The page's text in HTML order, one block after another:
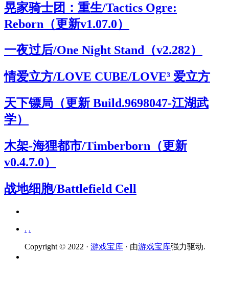
晃家骑士团：重生/Tactics Ogre:
Reborn（更新v1.07.0）
一夜过后/One Night Stand（v2.282）
情爱立方/LOVE CUBE/LOVE³ 爱立方
天下镖局（更新 Build.9698047-江湖武
学）
木架-海狸都市/Timberborn（更新
v0.4.7.0）
战地细胞/Battlefield Cell
. .
Copyright © 2022 · 游戏宝库 · 由游戏宝库强力驱动.